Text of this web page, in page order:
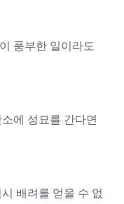
풍부한 일이라도
에 성묘를 간다면
배려를 얻을 수 없